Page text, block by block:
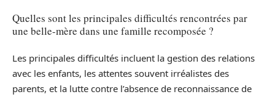
Quelles sont les principales difficultés rencontrées par
une belle-mère dans une famille recomposée ?
Les principales difficultés incluent la gestion des relations
avec les enfants, les attentes souvent irréalistes des
parents, et la lutte contre l’absence de reconnaissance de